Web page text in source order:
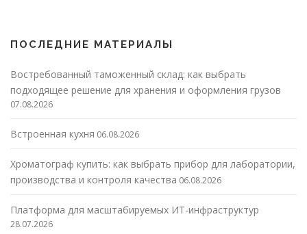
ПОСЛЕДНИЕ МАТЕРИАЛЫ
Востребованный таможенный склад: как выбрать
подходящее решение для хранения и оформления грузов
07.08.2026
Встроенная кухня 06.08.2026
Хроматограф купить: как выбрать прибор для лаборатории,
производства и контроля качества 06.08.2026
Платформа для масштабируемых ИТ-инфраструктур
28.07.2026